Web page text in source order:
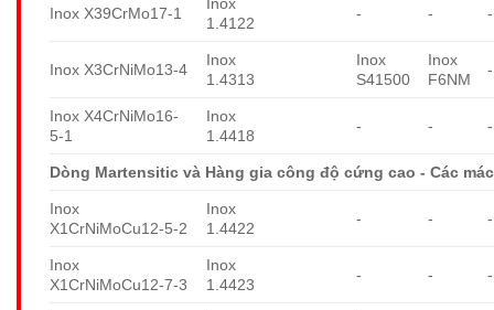
Inox X39CrMo17-1
1.4122
- - -
Inox X3CrNiMo13-4
Inox
1.4313
Inox
S41500
Inox
F6NM
-
Inox X4CrNiMo16-
5-1
Inox
1.4418
- - -
Dòng Martensitic và Hàng gia công độ cứng cao - Các
Inox
X1CrNiMoCu12-5-2
Inox
1.4422
- - -
Inox
X1CrNiMoCu12-7-3
Inox
1.4423
- - -